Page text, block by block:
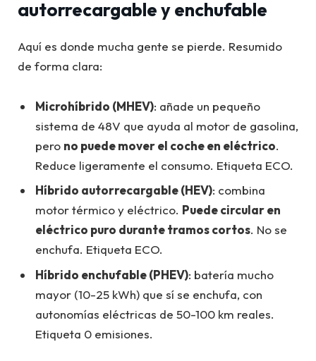
autorrecargable y enchufable
Aquí es donde mucha gente se pierde. Resumido
de forma clara:
Microhíbrido (MHEV): añade un pequeño
sistema de 48V que ayuda al motor de gasolina,
pero no puede mover el coche en eléctrico.
Reduce ligeramente el consumo. Etiqueta ECO.
Híbrido autorrecargable (HEV): combina
motor térmico y eléctrico. Puede circular en
eléctrico puro durante tramos cortos. No se
enchufa. Etiqueta ECO.
Híbrido enchufable (PHEV): batería mucho
mayor (10-25 kWh) que sí se enchufa, con
autonomías eléctricas de 50-100 km reales.
Etiqueta 0 emisiones.